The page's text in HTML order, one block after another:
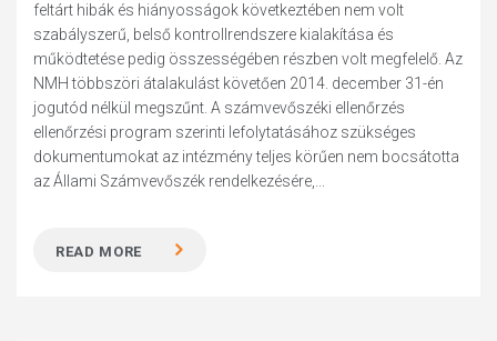
feltárt hibák és hiányosságok következtében nem volt
szabályszerű, belső kontrollrendszere kialakítása és
működtetése pedig összességében részben volt megfelelő. Az
NMH többszöri átalakulást követően 2014. december 31-én
jogutód nélkül megszűnt. A számvevőszéki ellenőrzés
ellenőrzési program szerinti lefolytatásához szükséges
dokumentumokat az intézmény teljes körűen nem bocsátotta
az Állami Számvevőszék rendelkezésére,...
READ MORE